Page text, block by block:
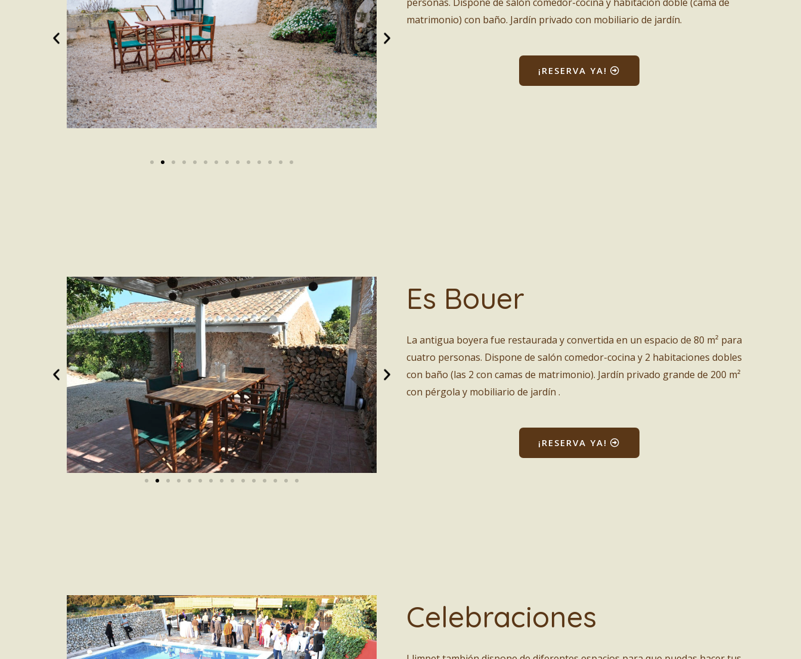
matrimonio) con baño. Jardín privado con mobiliario de jardín.
¡RESERVA YA!
Es Bouer
La antigua boyera fue restaurada y convertida en un espacio de 80 m² para
cuatro personas. Dispone de salón comedor-cocina y 2 habitaciones dobles
con baño (las 2 con camas de matrimonio). Jardín privado grande de 200 m²
con pérgola y mobiliario de jardín .
¡RESERVA YA!
Celebraciones